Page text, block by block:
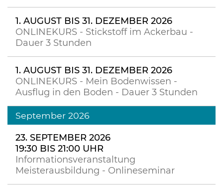
1. AUGUST BIS 31. DEZEMBER 2026
ONLINEKURS - Stickstoff im Ackerbau -
Dauer 3 Stunden
1. AUGUST BIS 31. DEZEMBER 2026
ONLINEKURS - Mein Bodenwissen -
Ausflug in den Boden - Dauer 3 Stunden
September 2026
23. SEPTEMBER 2026
19:30 BIS 21:00 UHR
Informationsveranstaltung
Meisterausbildung - Onlineseminar